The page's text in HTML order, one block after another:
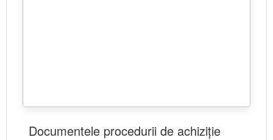
Documentele procedurii de achiziție